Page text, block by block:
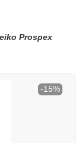
Prospex
-15%